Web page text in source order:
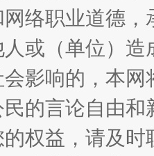
络职业道德
或（单位）
影响的，本
的言论自由
权益，请及